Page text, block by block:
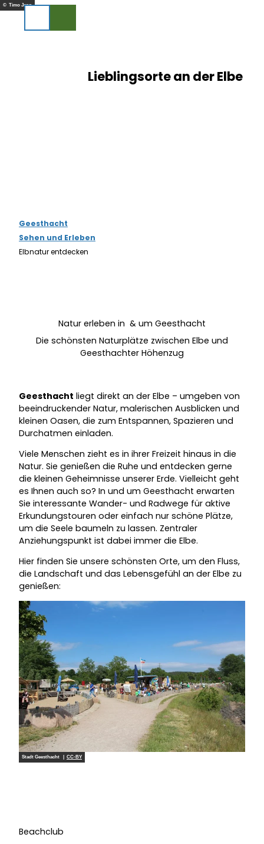
Z© Timo Jann
Lieblingsorte an der Elbe
Geesthacht
Sehen und Erleben
Elbnatur entdecken
Natur erleben in & um Geesthacht
Die schönsten Naturplätze zwischen Elbe und
Geesthachter Höhenzug
Geesthacht liegt direkt an der Elbe – umgeben von
beeindruckender Natur, malerischen Ausblicken und
kleinen Oasen, die zum Entspannen, Spazieren und
Durchatmen einladen.
Viele Menschen zieht es in ihrer Freizeit hinaus in die
Natur. Sie genießen die Ruhe und entdecken gerne
die kleinen Geheimnisse unserer Erde. Vielleicht geht
es Ihnen auch so? In und um Geesthacht erwarten
Sie interessante Wander- und Radwege für aktive
Erkundungstouren oder einfach nur schöne Plätze,
um die Seele baumeln zu lassen. Zentraler
Anziehungspunkt ist dabei immer die Elbe.
Hier finden Sie unsere schönsten Orte, um den Fluss,
die Landschaft und das Lebensgefühl an der Elbe zu
genießen:
Stadt Geesthacht | CC-BY
Beachclub